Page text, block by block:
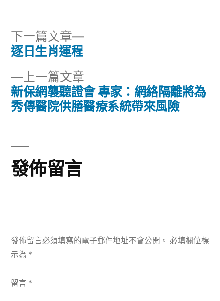
文
章
導
上一篇文章
一
篇
新保網襲聽證會 專家：網絡隔離將為
秀傳醫院供膳醫療系統帶來風險
下一篇文章
下
章:
逐日生肖運程
發佈留言
發佈留言必須填寫的電子郵件地址不會公開。 必填欄位標
示為 *
留言 *